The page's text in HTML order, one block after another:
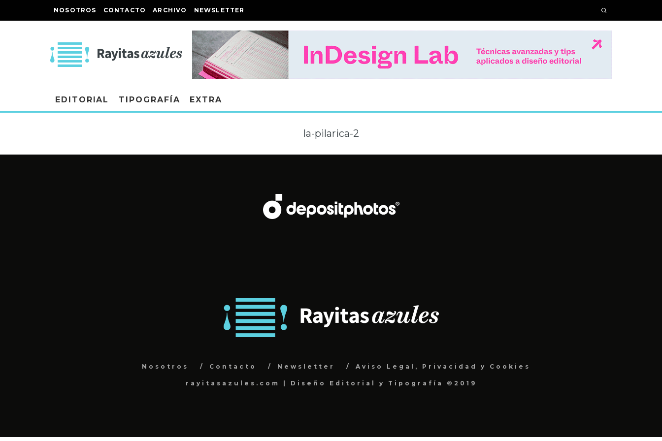
NOSOTROS CONTACTO ARCHIVO NEWSLETTER
EDITORIAL TIPOGRAFÍA EXTRA
la-pilarica-2
Nosotros Contacto Newsletter Aviso Legal, Privacidad y Cookies
rayitasazules.com | Diseño Editorial y Tipografía ©2019